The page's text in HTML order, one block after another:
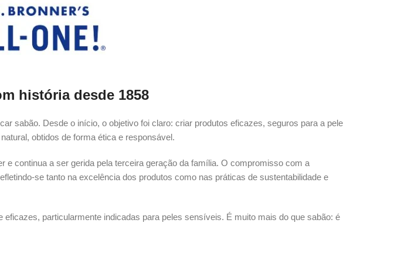
história desde 1858
sabão. Desde o início, o objetivo foi claro: criar produtos eficazes, seguros para a pele
obtidos de forma ética e responsável.
e continua a ser gerida pela terceira geração da família. O compromisso com a
se tanto na excelência dos produtos como nas práticas de sustentabilidade e
particularmente indicadas para peles sensíveis. É muito mais do que sabão: é